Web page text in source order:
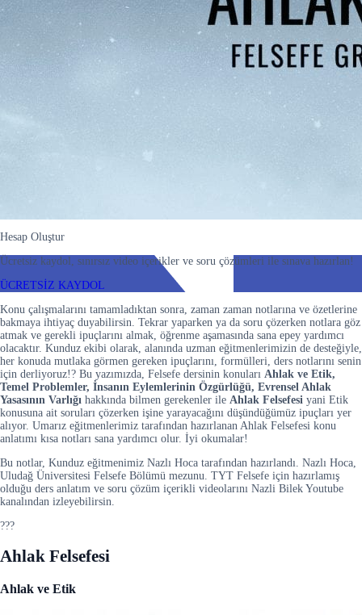
Hesap Oluştur
Ücretsiz kaydol, sınırsız video içerikler ve soru çözümleri ile sınava hazırlan!
ÜCRETSİZ KAYDOL
Konu çalışmalarını tamamladıktan sonra, zaman zaman notlarına ve özetlerine
bakmaya ihtiyaç duyabilirsin. Tekrar yaparken ya da soru çözerken notlara göz
atmak ve gerekli ipuçlarını almak, öğrenme aşamasında sana epey yardımcı
olacaktır. Kunduz ekibi olarak, alanında uzman eğitmenlerimizin de desteğiyle,
her konuda mutlaka görmen gereken ipuçlarını, formülleri, ders notlarını senin
için derliyoruz!? Bu yazımızda, Felsefe dersinin konuları Ahlak ve Etik,
Temel Problemler, İnsanın Eylemlerinin Özgürlüğü, Evrensel Ahlak
Yasasının Varlığı hakkında bilmen gerekenler ile Ahlak Felsefesi yani Etik
konusuna ait soruları çözerken işine yarayacağını düşündüğümüz ipuçları yer
alıyor. Umarız eğitmenlerimiz tarafından hazırlanan Ahlak Felsefesi konu
anlatımı kısa notları sana yardımcı olur. İyi okumalar!
Bu notlar, Kunduz eğitmenimiz Nazlı Hoca tarafından hazırlandı. Nazlı Hoca,
Uludağ Üniversitesi Felsefe Bölümü mezunu. TYT Felsefe için hazırlamış
olduğu ders anlatım ve soru çözüm içerikli videolarını Nazli Bilek Youtube
kanalından izleyebilirsin.
???
Ahlak Felsefesi
Ahlak ve Etik